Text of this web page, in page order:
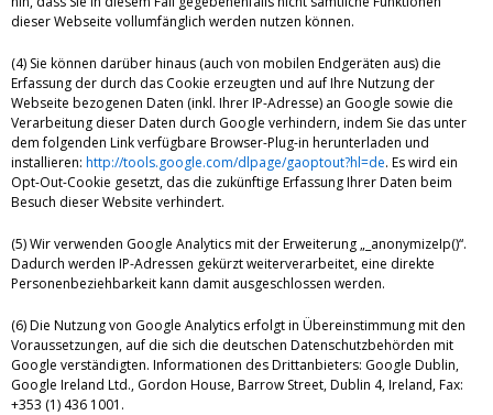
dieser Webseite vollumfänglich werden nutzen können.
(4) Sie können darüber hinaus (auch von mobilen Endgeräten aus) die
Erfassung der durch das Cookie erzeugten und auf Ihre Nutzung der
Webseite bezogenen Daten (inkl. Ihrer IP-Adresse) an Google sowie die
Verarbeitung dieser Daten durch Google verhindern, indem Sie das unter
dem folgenden Link verfügbare Browser-Plug-in herunterladen und
installieren: http://tools.google.com/dlpage/gaoptout?hl=de. Es wird ein
Opt-Out-Cookie gesetzt, das die zukünftige Erfassung Ihrer Daten beim
Besuch dieser Website verhindert.
(5) Wir verwenden Google Analytics mit der Erweiterung „_anonymizeIp()“.
Dadurch werden IP-Adressen gekürzt weiterverarbeitet, eine direkte
Personenbeziehbarkeit kann damit ausgeschlossen werden.
(6) Die Nutzung von Google Analytics erfolgt in Übereinstimmung mit den
Voraussetzungen, auf die sich die deutschen Datenschutzbehörden mit
Google verständigten. Informationen des Drittanbieters: Google Dublin,
Google Ireland Ltd., Gordon House, Barrow Street, Dublin 4, Ireland, Fax:
+353 (1) 436 1001.